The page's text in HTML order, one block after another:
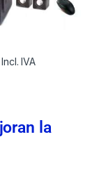
Incl. IVA
la